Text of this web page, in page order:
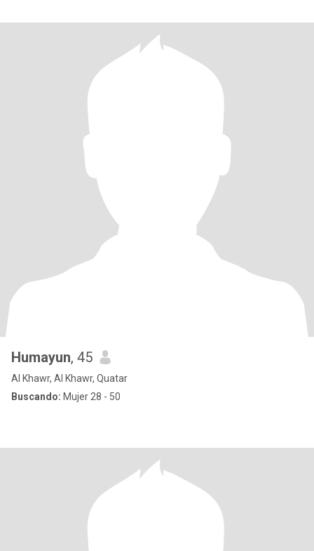
Humayun, 45
Al Khawr, Al Khawr, Quatar
Buscando: Mujer 28 - 50